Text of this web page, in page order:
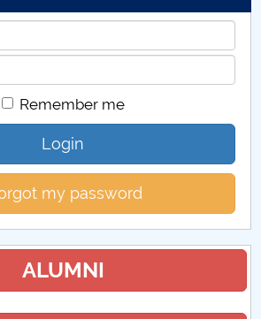
II Remember me
Login
my password
ALUMNI